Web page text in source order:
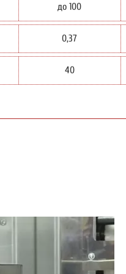
до 100
0,37
40